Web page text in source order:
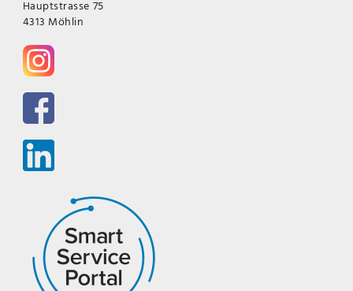
Hauptstrasse 75
4313 Möhlin